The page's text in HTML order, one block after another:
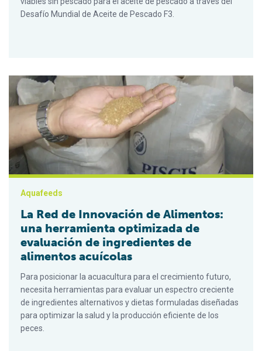
Desafío Mundial de Aceite de Pescado F3.
La Red de Innovación de Alimentos: una herramienta
Aquafeeds
La Red de Innovación de Alimentos:
una herramienta optimizada de
evaluación de ingredientes de
alimentos acuícolas
Para posicionar la acuacultura para el crecimiento futuro,
necesita herramientas para evaluar un espectro creciente
de ingredientes alternativos y dietas formuladas diseñadas
para optimizar la salud y la producción eficiente de los
peces.